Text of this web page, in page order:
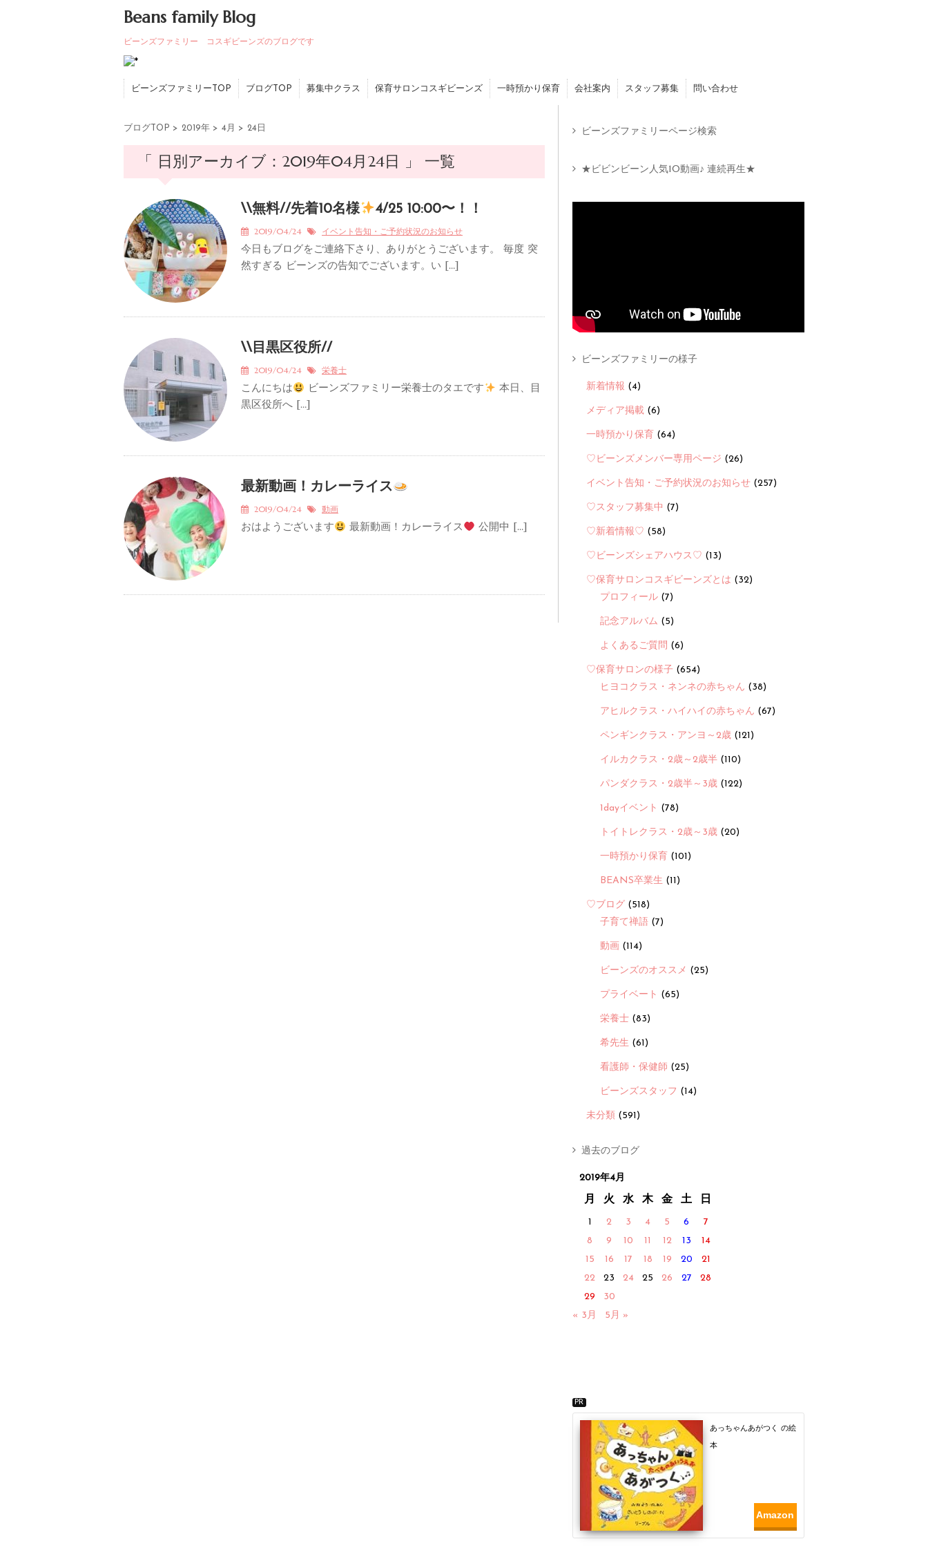
Beans family Blog
ビーンズファミリー コスギビーンズのブログです
ビーンズファミリーTOP ブログTOP 募集中クラス 保育サロンコスギビーンズ 一時預かり保育 会社案内 スタッフ募集 問い合わせ
ブログTOP > 2019年 > 4月 > 24日
「 日別アーカイブ：2019年04月24日 」 一覧
\\無料//先着10名様 4/25 10:00〜！！
2019/04/24 イベント告知・ご予約状況のお知らせ
今日もブログをご連絡下さり、ありがとうございます。 毎度 突
然すぎる ビーンズの告知でございます。い […]
\\目黒区役所//
2019/04/24 栄養士
こんにちは ビーンズファミリー栄養士のタエです
本日、目
黒区役所へ […]
最新動画！カレーライス
2019/04/24 動画
おはようございます 最新動画！カレーライス 公開中 […]
ビーンズファミリーページ検索
★ビビンビーン人気10動画♪ 連続再生★
ビーンズファミリーの様子
新着情報 (4)
メディア掲載 (6)
一時預かり保育 (64)
♡ビーンズメンバー専用ページ (26)
イベント告知・ご予約状況のお知らせ (257)
♡スタッフ募集中 (7)
♡新着情報♡ (58)
♡ビーンズシェアハウス♡ (13)
♡保育サロンコスギビーンズとは (32)
プロフィール (7)
記念アルバム (5)
よくあるご質問 (6)
♡保育サロンの様子 (654)
ヒヨコクラス・ネンネの赤ちゃん (38)
アヒルクラス・ハイハイの赤ちゃん (67)
ペンギンクラス・アンヨ～2歳 (121)
イルカクラス・2歳～2歳半 (110)
パンダクラス・2歳半～3歳 (122)
1dayイベント (78)
トイトレクラス・2歳～3歳 (20)
一時預かり保育 (101)
BEANS卒業生 (11)
♡ブログ (518)
子育て禅語 (7)
動画 (114)
ビーンズのオススメ (25)
プライベート (65)
栄養士 (83)
希先生 (61)
看護師・保健師 (25)
ビーンズスタッフ (14)
未分類 (591)
過去のブログ
2019年4月
月 火 水 木 金 土 日
1 2 3 4 5 6
7
8
9 10 11 12 13
14
15
16 17 18 19 20
21
22
23 24 25 26 27
28
29
30
« 3月
5月 »
PR
あっちゃんあがつく の絵
本
Amazon